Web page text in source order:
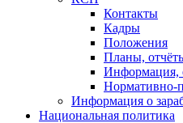
Контакты
Кадры
Положения
Планы,
Информация,
Нормативно-
Информация о
Национальная политика